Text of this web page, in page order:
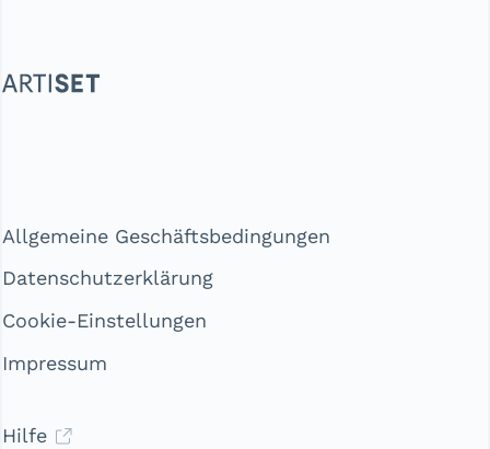
Allgemeine Geschäftsbedingungen
Datenschutzerklärung
Cookie-Einstellungen
Impressum
Hilfe